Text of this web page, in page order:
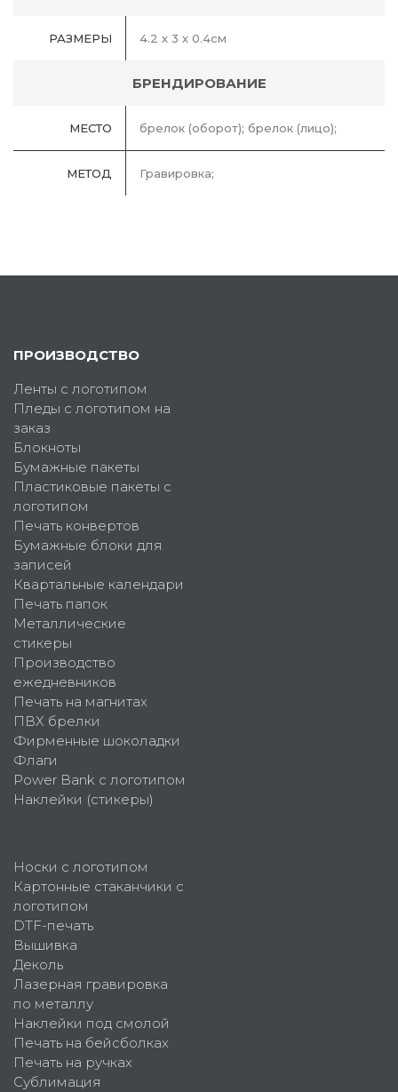
РАЗМЕРЫ 4.2 х 3 х 0.4см
БРЕНДИРОВАНИЕ
МЕСТО брелок (оборот); брелок (лицо);
МЕТОД Гравировка;
ПРОИЗВОДСТВО
Ленты с логотипом
Пледы с логотипом на
заказ
Блокноты
Бумажные пакеты
Пластиковые пакеты с
логотипом
Печать конвертов
Бумажные блоки для
записей
Квартальные календари
Печать папок
Металлические
стикеры
Производство
ежедневников
Печать на магнитах
ПВХ брелки
Фирменные шоколадки
Флаги
Power Bank с логотипом
Наклейки (стикеры)
Носки с логотипом
Картонные стаканчики с
логотипом
DTF-печать
Вышивка
Деколь
Лазерная гравировка
по металлу
Наклейки под смолой
Печать на бейсболках
Печать на ручках
Сублимация